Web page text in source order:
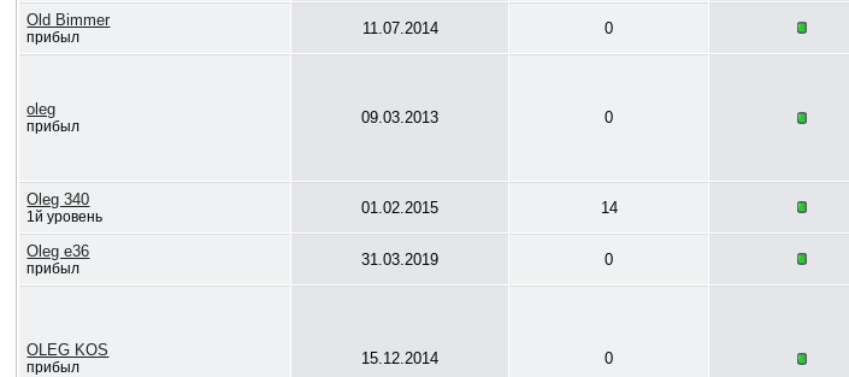
Old Bimmer
прибыл 11.07.2014 0
oleg
прибыл 09.03.2013 0
Oleg 340
1й уровень 01.02.2015 14
Oleg e36
прибыл 31.03.2019 0
OLEG KOS
прибыл 15.12.2014 0